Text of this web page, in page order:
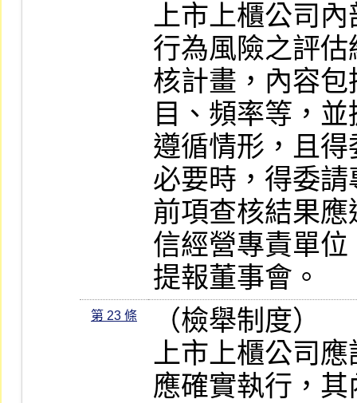
上市上櫃公司
行為風險之評
核計畫，內容
目、頻率等，
遵循情形，且
必要時，得委
前項查核結果
信經營專責單
提報董事會。
第 23 條
（檢舉制度）
上市上櫃公司
應確實執行，